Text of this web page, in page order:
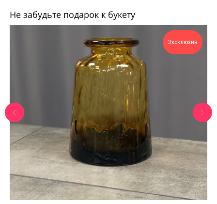
Не забудьте подарок к букету
Эксклюзив